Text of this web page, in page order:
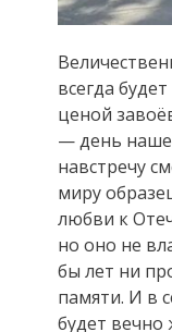
всегда
ценой
— день
навстречу
миру
любви к
но оно не
бы лет ни
памяти. И в
будет вечно